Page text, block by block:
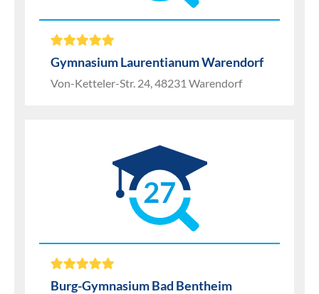
Gymnasium Laurentianum Warendorf
Von-Ketteler-Str. 24, 48231 Warendorf
27
Burg-Gymnasium Bad Bentheim